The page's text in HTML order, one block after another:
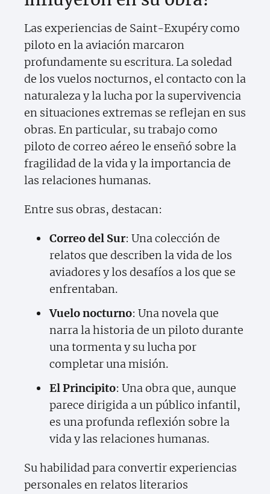
Las experiencias de Saint-Exupéry como
piloto en la aviación marcaron
profundamente su escritura. La soledad
de los vuelos nocturnos, el contacto con la
naturaleza y la lucha por la supervivencia
en situaciones extremas se reflejan en sus
obras. En particular, su trabajo como
piloto de correo aéreo le enseñó sobre la
fragilidad de la vida y la importancia de
las relaciones humanas.
Entre sus obras, destacan:
Correo del Sur: Una colección de
relatos que describen la vida de los
aviadores y los desafíos a los que se
enfrentaban.
Vuelo nocturno: Una novela que
narra la historia de un piloto durante
una tormenta y su lucha por
completar una misión.
El Principito: Una obra que, aunque
parece dirigida a un público infantil,
es una profunda reflexión sobre la
vida y las relaciones humanas.
Su habilidad para convertir experiencias
personales en relatos literarios